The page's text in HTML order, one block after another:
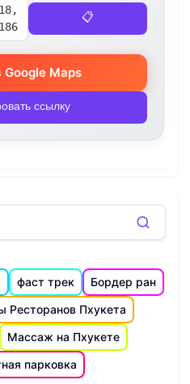
📋
Maps
ссылку
фаст трек
Бордер ран
Ресторанов Пхукета
Массаж на Пхукете
парковка